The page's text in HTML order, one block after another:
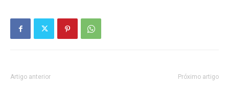
Artigo anterior Próximo artigo